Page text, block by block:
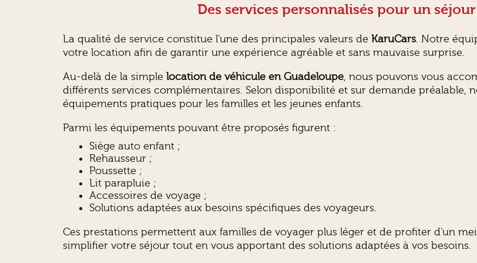
Des services personnalisés pour un
La qualité de service constitue l'une des principales valeurs de KaruCars. Notre
votre location afin de garantir une expérience agréable et sans mauvaise surprise.
Au-delà de la simple location de véhicule en Guadeloupe, nous pouvons vous
différents services complémentaires. Selon disponibilité et sur demande préalable,
équipements pratiques pour les familles et les jeunes enfants.
Parmi les équipements pouvant être proposés figurent :
Siège auto enfant ;
Rehausseur ;
Poussette ;
Lit parapluie ;
Accessoires de voyage ;
Solutions adaptées aux besoins spécifiques des voyageurs.
Ces prestations permettent aux familles de voyager plus léger et de profiter d'un
simplifier votre séjour tout en vous apportant des solutions adaptées à vos besoins.